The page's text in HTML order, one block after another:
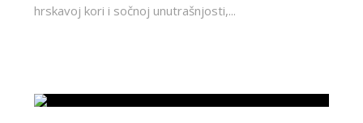
hrskavoj kori i sočnoj unutrašnjosti,...